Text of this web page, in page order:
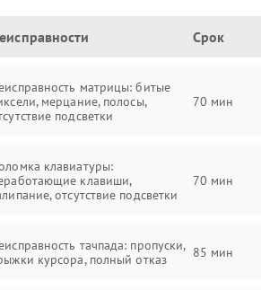
Срок
матрицы: битые
мерцание, полосы,
подсветки
70 мин
клавиатуры:
клавиши,
отсутствие подсветки
70 мин
тачпада: пропуски,
курсора, полный отказ
85 мин